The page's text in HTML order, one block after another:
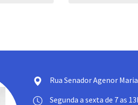
Rua Senador Agenor
Segunda a sexta de 7 as